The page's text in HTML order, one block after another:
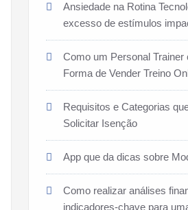
Ansiedade na Rotina
excesso de estímulos
Como um Personal Trainer
Forma de Vender Treino
Requisitos e Categorias
Solicitar Isenção
App que da dicas sobre
Como realizar análises
indicadores-chave para